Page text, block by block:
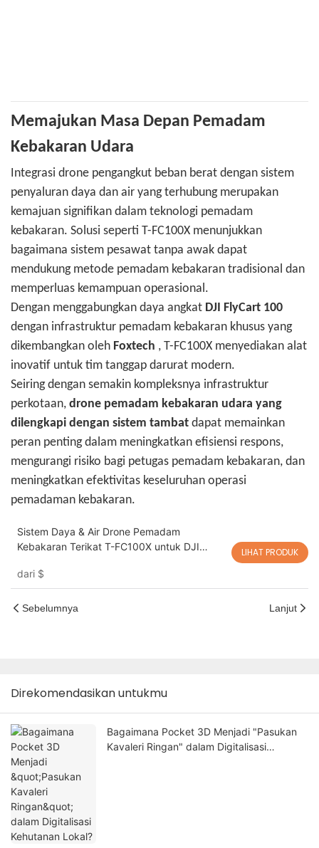
Memajukan Masa Depan Pemadam
Kebakaran Udara
Integrasi drone pengangkut beban berat dengan sistem
penyaluran daya dan air yang terhubung merupakan
kemajuan signifikan dalam teknologi pemadam
kebakaran. Solusi seperti T-FC100X menunjukkan
bagaimana sistem pesawat tanpa awak dapat
mendukung metode pemadam kebakaran tradisional dan
memperluas kemampuan operasional.
Dengan menggabungkan daya angkat DJI FlyCart 100
dengan infrastruktur pemadam kebakaran khusus yang
dikembangkan oleh Foxtech , T-FC100X menyediakan alat
inovatif untuk tim tanggap darurat modern.
Seiring dengan semakin kompleksnya infrastruktur
perkotaan, drone pemadam kebakaran udara yang
dilengkapi dengan sistem tambat dapat memainkan
peran penting dalam meningkatkan efisiensi respons,
mengurangi risiko bagi petugas pemadam kebakaran, dan
meningkatkan efektivitas keseluruhan operasi
pemadaman kebakaran.
Sistem Daya & Air Drone Pemadam
Kebakaran Terikat T-FC100X untuk DJI
Kebakaran dengan Daya Tahan Lama
dari $
LIHAT PRODUK
Sebelumnya Lanjut
Direkomendasikan untukmu
Bagaimana Pocket 3D Menjadi "Pasukan
Kavaleri Ringan" dalam Digitalisasi